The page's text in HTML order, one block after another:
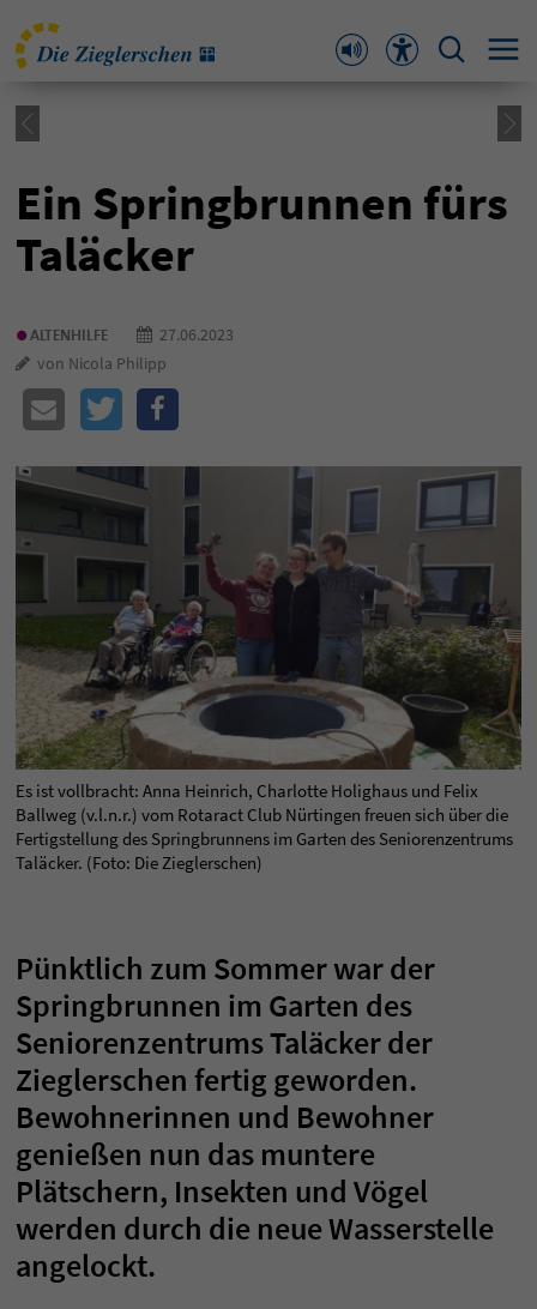
Ein Springbrunnen fürs
Taläcker
•ALTENHILFE
27.06.2023
von Nicola Philipp
Es ist vollbracht: Anna Heinrich, Charlotte Holighaus und Felix
Ballweg (v.l.n.r.) vom Rotaract Club Nürtingen freuen sich über die
Fertigstellung des Springbrunnens im Garten des Seniorenzentrums
Taläcker. (Foto: Die Zieglerschen)
Pünktlich zum Sommer war der
Springbrunnen im Garten des
Seniorenzentrums Taläcker der
Zieglerschen fertig geworden.
Bewohnerinnen und Bewohner
genießen nun das muntere
Plätschern, Insekten und Vögel
werden durch die neue Wasserstelle
angelockt.